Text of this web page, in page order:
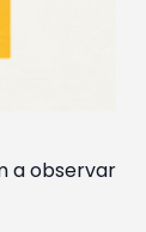
a observar